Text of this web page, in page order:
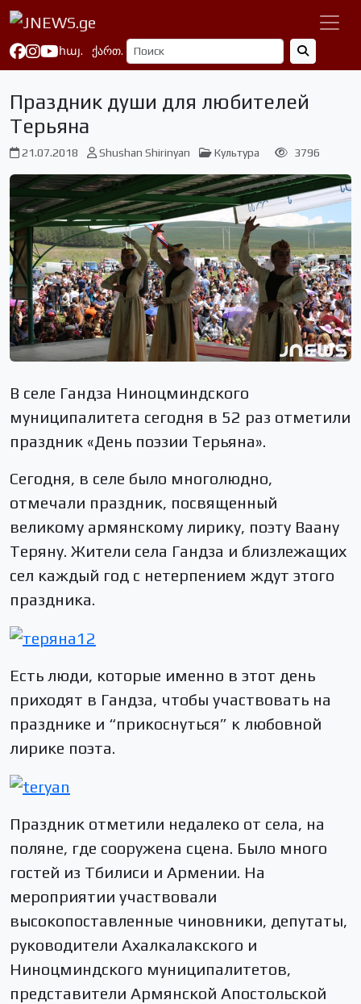
հայ. ქართ.
Праздник души для любителей
Терьяна
21.07.2018 Shushan Shirinyan Культура 3796
В селе Гандза Ниноцминдского
муниципалитета сегодня в 52 раз отметили
праздник «День поэзии Терьяна».
Сегодня, в селе было многолюдно,
отмечали праздник, посвященный
великому армянскому лирику, поэту Ваану
Теряну. Жители села Гандза и близлежащих
сел каждый год с нетерпением ждут этого
праздника.
Есть люди, которые именно в этот день
приходят в Гандза, чтобы участвовать на
празднике и “прикоснуться” к любовной
лирике поэта.
Праздник отметили недалеко от села, на
поляне, где сооружена сцена. Было много
гостей из Тбилиси и Армении. На
мероприятии участвовали
высокопоставленные чиновники, депутаты,
руководители Ахалкалакского и
Ниноцминдского муниципалитетов,
представители Армянской Апостольской